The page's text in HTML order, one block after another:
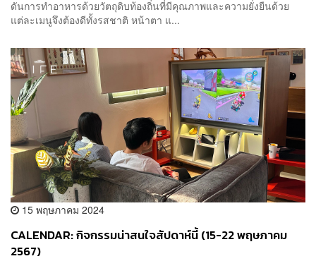
ดันการทำอาหารด้วยวัตถุดิบท้องถิ่นที่มีคุณภาพและความยั่งยืนด้วย
แต่ละเมนูจึงต้องดีทั้งรสชาติ หน้าตา แ...
15 พฤษภาคม 2024
CALENDAR: กิจกรรมน่าสนใจสัปดาห์นี้ (15-22 พฤษภาคม
2567)